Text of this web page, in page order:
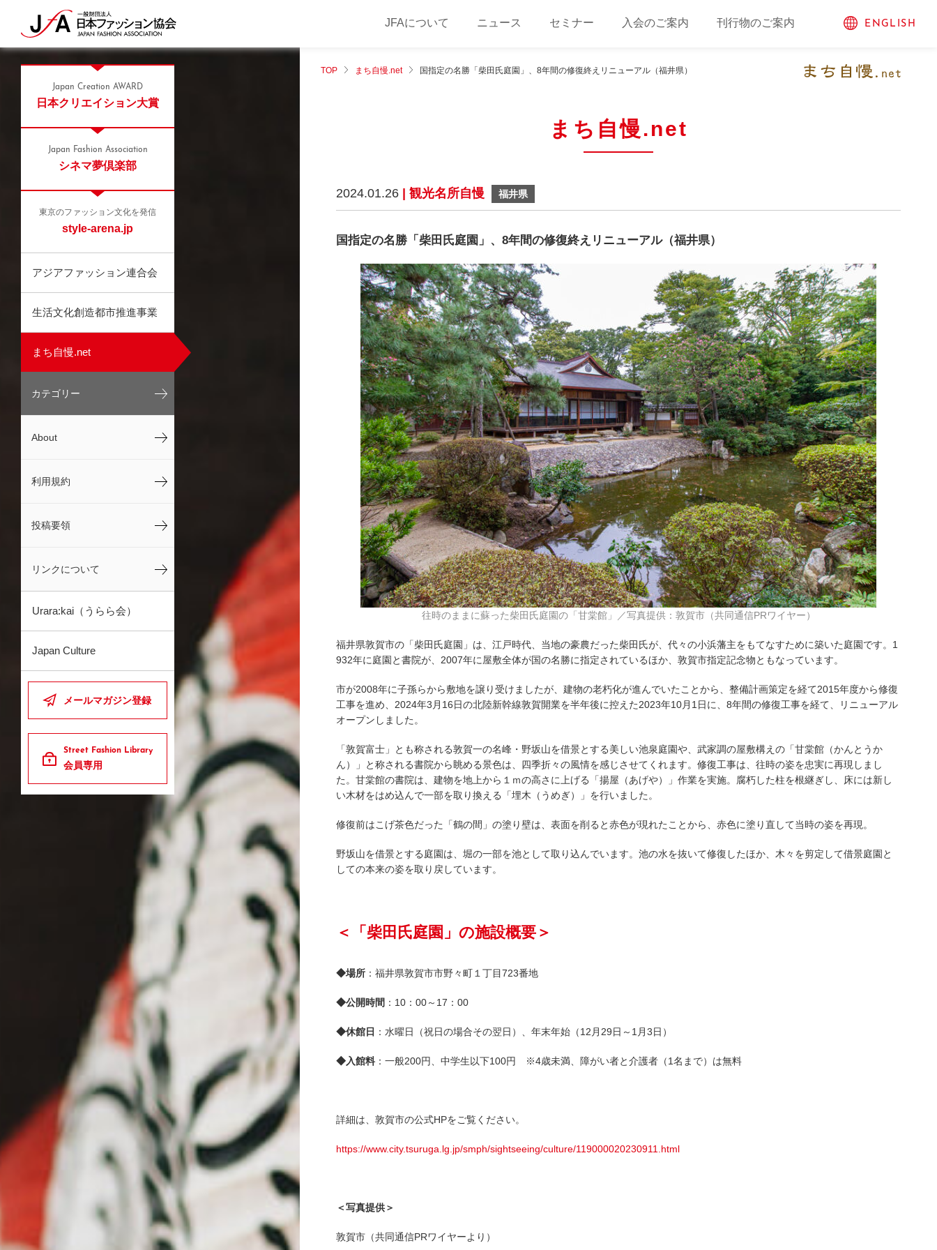
JFAについて ニュース セミナー 入会のご案内 刊行物のご案内 ENGLISH
Japan Creation AWARD
日本クリエイション大賞
Japan Fashion Association
シネマ夢倶楽部
東京のファッション文化を発信
style-arena.jp
アジアファッション連合会
生活文化創造都市推進事業
まち自慢.net
カテゴリー
About
利用規約
投稿要領
リンクについて
Urara:kai（うらら会）
Japan Culture
メールマガジン登録
Street Fashion Library
会員専用
TOP まち自慢.net 国指定の名勝「柴田氏庭園」、8年間の修復終えリニューアル（福井県）
まち自慢.net
2024.01.26 | 観光名所自慢 福井県
国指定の名勝「柴田氏庭園」、8年間の修復終えリニューアル（福井県）
往時のままに蘇った柴田氏庭園の「甘棠館」／写真提供：敦賀市（共同通信PRワイヤー）
福井県敦賀市の「柴田氏庭園」は、江戸時代、当地の豪農だった柴田氏が、代々の小浜藩主をもてなすために築いた庭園です。1
932年に庭園と書院が、2007年に屋敷全体が国の名勝に指定されているほか、敦賀市指定記念物ともなっています。
市が2008年に子孫らから敷地を譲り受けましたが、建物の老朽化が進んでいたことから、整備計画策定を経て2015年度から修復
工事を進め、2024年3月16日の北陸新幹線敦賀開業を半年後に控えた2023年10月1日に、8年間の修復工事を経て、リニューアル
オープンしました。
「敦賀富士」とも称される敦賀一の名峰・野坂山を借景とする美しい池泉庭園や、武家調の屋敷構えの「甘棠館（かんとうか
ん）」と称される書院から眺める景色は、四季折々の風情を感じさせてくれます。修復工事は、往時の姿を忠実に再現しまし
た。甘棠館の書院は、建物を地上から１ｍの高さに上げる「揚屋（あげや）」作業を実施。腐朽した柱を根継ぎし、床には新し
い木材をはめ込んで一部を取り換える「埋木（うめぎ）」を行いました。
修復前はこげ茶色だった「鶴の間」の塗り壁は、表面を削ると赤色が現れたことから、赤色に塗り直して当時の姿を再現。
野坂山を借景とする庭園は、堀の一部を池として取り込んでいます。池の水を抜いて修復したほか、木々を剪定して借景庭園と
しての本来の姿を取り戻しています。
＜「柴田氏庭園」の施設概要＞
◆場所 ：福井県敦賀市市野々町１丁目723番地
◆公開時間 ：10：00～17：00
◆休館日 ：水曜日（祝日の場合その翌日）、年末年始（12月29日～1月3日）
◆入館料 ：一般200円、中学生以下100円 ※4歳未満、障がい者と介護者（1名まで）は無料
詳細は、敦賀市の公式HPをご覧ください。
https://www.city.tsuruga.lg.jp/smph/sightseeing/culture/119000020230911.html
＜写真提供＞
敦賀市（共同通信PRワイヤーより）